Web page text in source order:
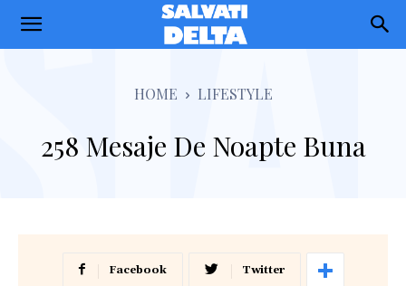
Salvati
HOME LIFESTYLE
258 Mesaje De Noapte Buna
Facebook Twitter